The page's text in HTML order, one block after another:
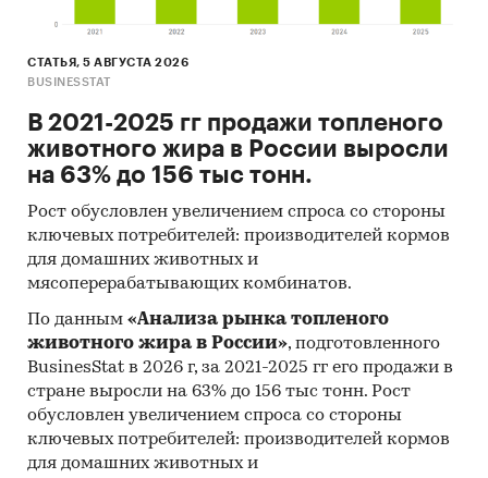
СТАТЬЯ, 5 АВГУСТА 2026
BUSINESSTAT
В 2021-2025 гг продажи топленого
животного жира в России выросли
на 63% до 156 тыс тонн.
Рост обусловлен увеличением спроса со стороны
ключевых потребителей: производителей кормов
для домашних животных и
мясоперерабатывающих комбинатов.
По данным «Анализа рынка топленого
животного жира в России», подготовленного
BusinesStat в 2026 г, за 2021-2025 гг его продажи в
стране выросли на 63% до 156 тыс тонн. Рост
обусловлен увеличением спроса со стороны
ключевых потребителей: производителей кормов
для домашних животных и